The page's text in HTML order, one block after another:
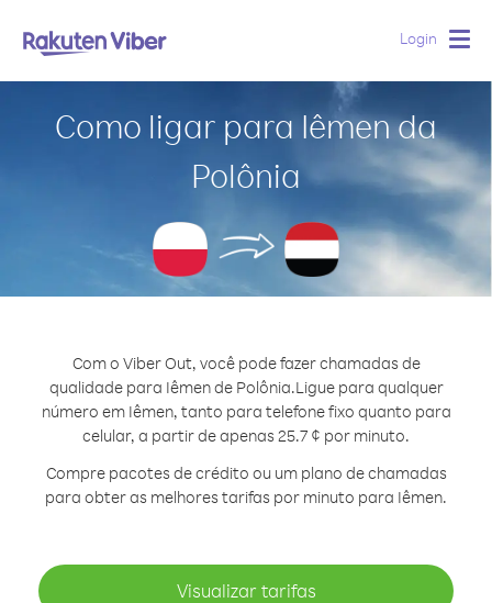
Login
Como ligar para Iêmen da
Polônia
Com o Viber Out, você pode fazer chamadas de
qualidade para Iêmen de Polônia.Ligue para qualquer
número em Iêmen, tanto para telefone fixo quanto para
celular, a partir de apenas 25.7 ¢ por minuto.
Compre pacotes de crédito ou um plano de chamadas
para obter as melhores tarifas por minuto para Iêmen.
Visualizar tarifas